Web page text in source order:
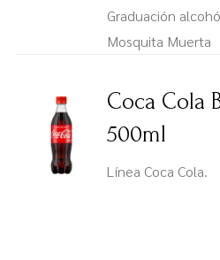
Graduación
Mosquita Muerta
Coca Cola
500ml
Línea Coca Cola.